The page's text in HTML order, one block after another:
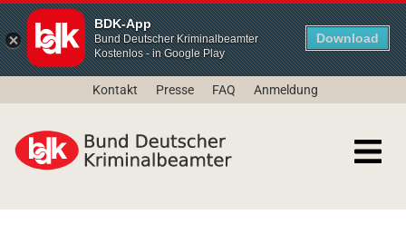
BDK-App
Bund Deutscher Kriminalbeamter
Kostenlos - in Google Play
Download
Kontakt Presse FAQ Anmeldung